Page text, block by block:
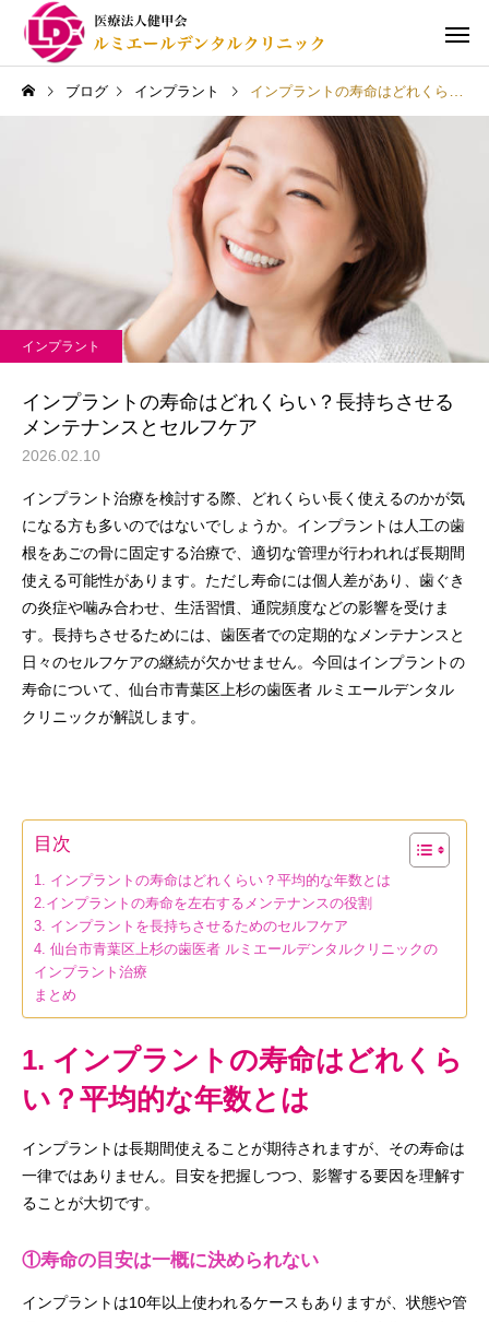
一般歯科（むし歯治療）
ブログ インプラント インプラントの寿命はどれくらい？長持ちさせるメンテナンスとセルフケア
インプラント
インプラントの寿命はどれくらい？長持ちさせる
メンテナンスとセルフケア
2026.02.10
インプラント治療を検討する際、どれくらい長く使えるのかが気
になる方も多いのではないでしょうか。インプラントは人工の歯
根をあごの骨に固定する治療で、適切な管理が行われれば長期間
使える可能性があります。ただし寿命には個人差があり、歯ぐき
の炎症や噛み合わせ、生活習慣、通院頻度などの影響を受けま
す。長持ちさせるためには、歯医者での定期的なメンテナンスと
日々のセルフケアの継続が欠かせません。今回はインプラントの
寿命について、仙台市青葉区上杉の歯医者 ルミエールデンタル
クリニックが解説します。
目次
1. インプラントの寿命はどれくらい？平均的な年数とは
2.インプラントの寿命を左右するメンテナンスの役割
3. インプラントを長持ちさせるためのセルフケア
4. 仙台市青葉区上杉の歯医者 ルミエールデンタルクリニックの
インプラント治療
まとめ
1. インプラントの寿命はどれくら
い？平均的な年数とは
インプラントは長期間使えることが期待されますが、その寿命は
一律ではありません。目安を把握しつつ、影響する要因を理解す
ることが大切です。
①寿命の目安は一概に決められない
インプラントは10年以上使われるケースもありますが、状態や管